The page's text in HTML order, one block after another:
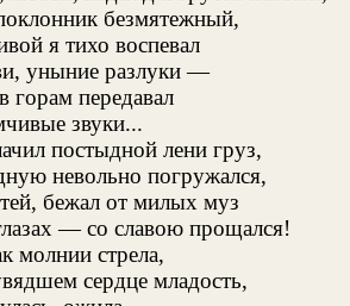
безмятежный,
я тихо воспевал
уныние разлуки —
горам передавал
звуки...
постыдной лени груз,
невольно погружался,
бежал от милых муз
— со славою прощался!
молнии стрела,
сердце младость,